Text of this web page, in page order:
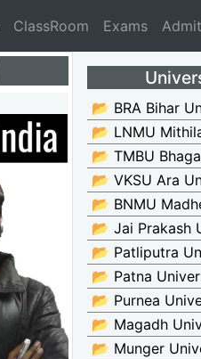
ClassRoom Exams
📂 BRA Bihar
📂 LNMU
📂 TMBU
📂 VKSU Ara
📂 BNMU
📂 Jai Prakash
📂 Patliputra
📂 Patna
📂 Purnea
📂 Magadh
📂 Munger